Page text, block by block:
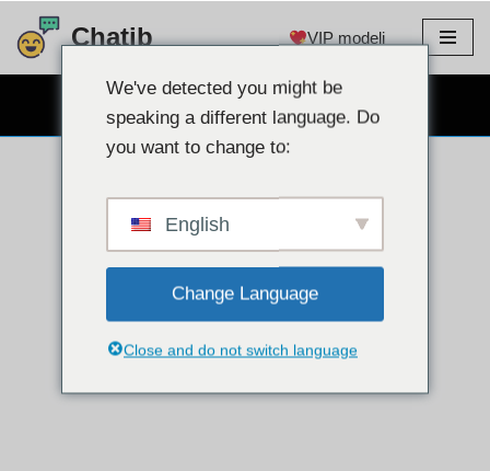
Preskoči
Chatib VIP modeli
BESPLATNO CHAT WEBCAM
We've detected you might be
speaking a different language. Do
you want to change to:
English
Change Language
Close and do not switch language